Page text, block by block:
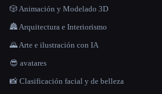
🎲 Animación y Modelado 3D
🏯 Arquitectura e Interiorismo
🌄 Arte e ilustración con IA
😎 avatares
📸 Clasificación facial y de belleza